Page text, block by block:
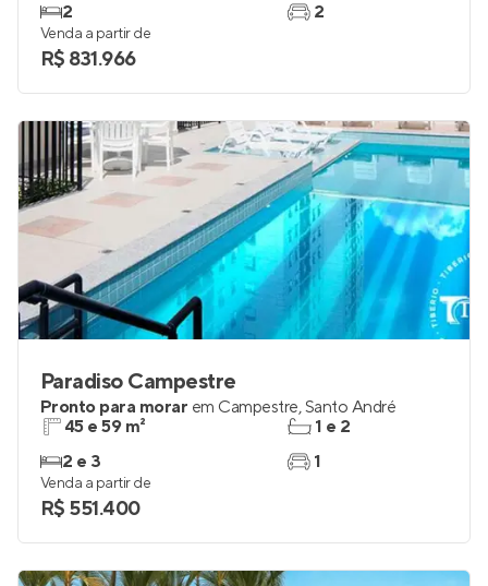
2
2
Venda a partir de
R$ 831.966
Paradiso Campestre
Pronto para morar em Campestre,Santo André
45 e 59 m²
2 e 3
1 e 2
1
Venda a partir de
R$ 551.400